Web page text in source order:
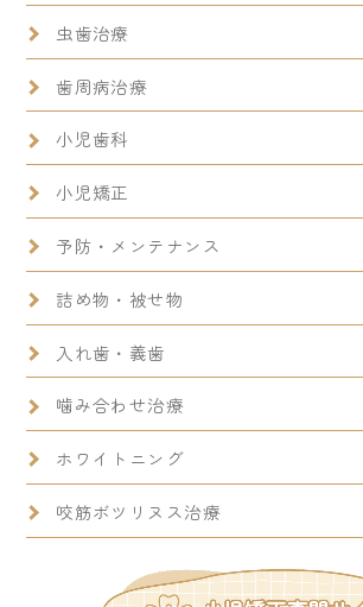
虫歯治療
歯周病治療
小児歯科
小児矯正
予防・メンテナンス
詰め物・被せ物
入れ歯・義歯
噛み合わせ治療
ホワイトニング
咬筋ボツリヌス治療